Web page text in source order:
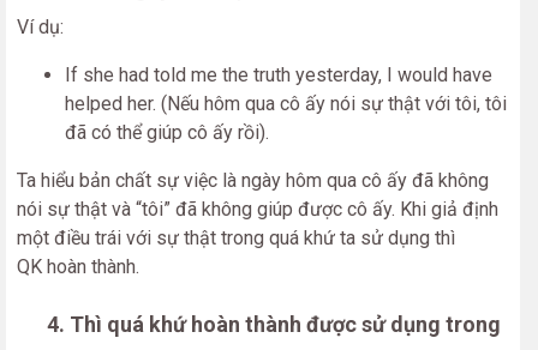
Ví dụ:
If she had told me the truth yesterday, I would have
helped her. (Nếu hôm qua cô ấy nói sự thật với tôi, tôi
đã có thể giúp cô ấy rồi).
Ta hiểu bản chất sự việc là ngày hôm qua cô ấy đã không
nói sự thật và “tôi” đã không giúp được cô ấy. Khi giả định
một điều trái với sự thật trong quá khứ ta sử dụng thì
QK hoàn thành.
4. Thì quá khứ hoàn thành được sử dụng trong